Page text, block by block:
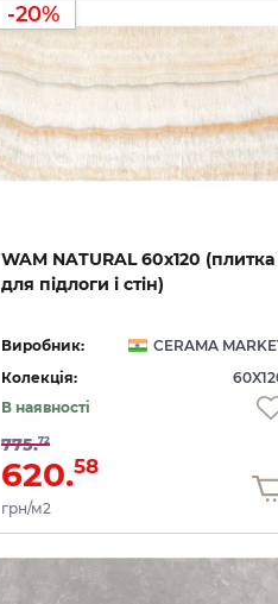
-20%
WAM NATURAL 60х120 (плитка
для підлоги і стін)
Виробник:
CERAMA
Колекція:
В наявності
775.72
620.58
грн/м2